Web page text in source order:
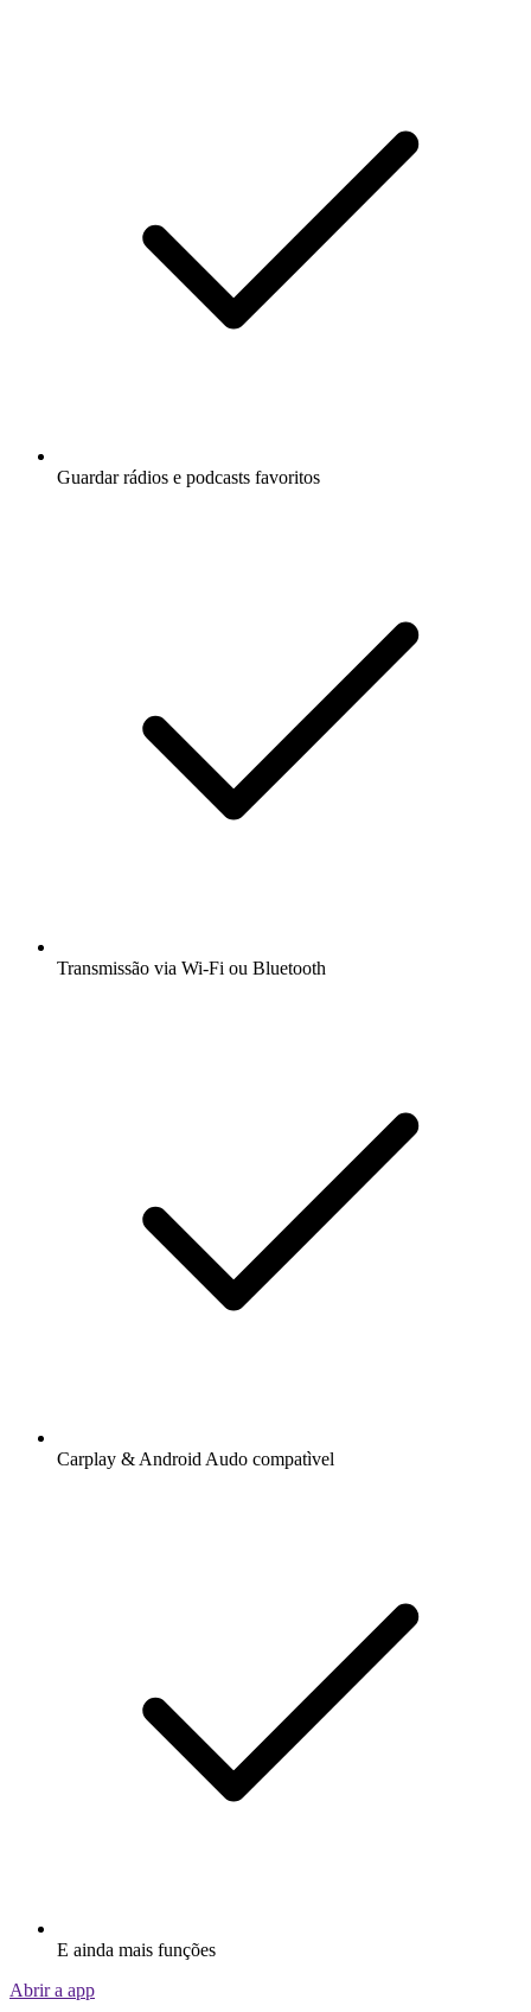
Guardar rádios e podcasts favoritos
Transmissão via Wi-Fi ou Bluetooth
Carplay & Android Audo compatìvel
E ainda mais funções
Abrir a app